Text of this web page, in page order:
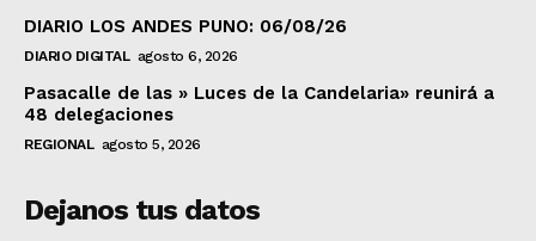
DIARIO LOS ANDES PUNO: 06/08/26
DIARIO DIGITAL agosto 6, 2026
Pasacalle de las » Luces de la Candelaria» reunirá a
48 delegaciones
REGIONAL agosto 5, 2026
Dejanos tus datos